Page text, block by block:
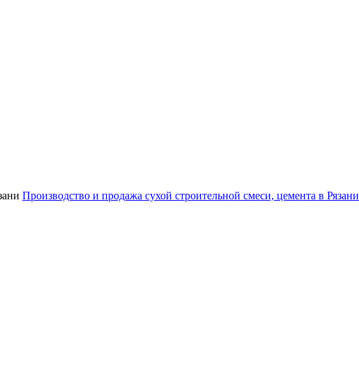
Производство и продажа сухой строительной смеси, цемента в Рязани